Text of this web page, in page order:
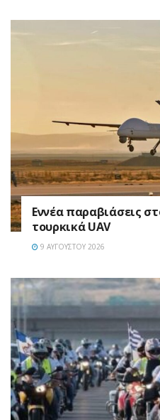
Εννέα παραβιάσεις
τουρκικά UAV
9 ΑΥΓΟΎΣΤΟΥ 2026